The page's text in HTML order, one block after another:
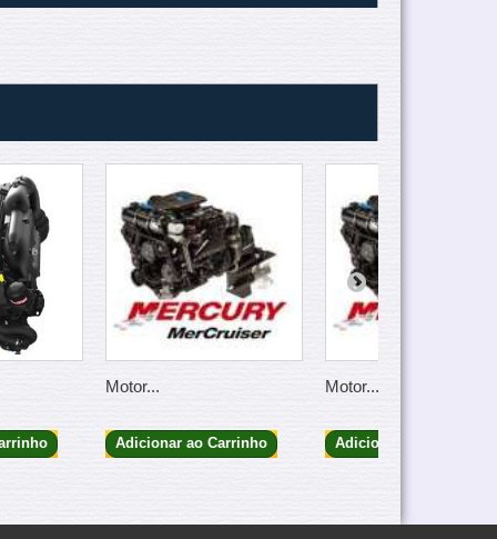
Motor...
Adicionar ao Carrinho
Motor...
Adicionar ao Carrinho